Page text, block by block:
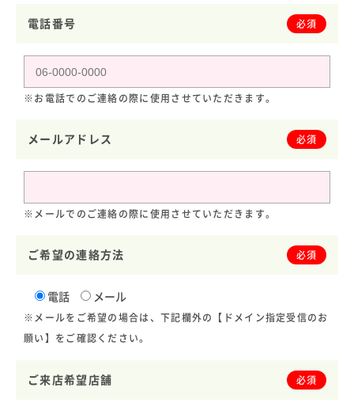
電話番号 必須
※お電話でのご連絡の際に使用させていただきます。
メールアドレス 必須
※メールでのご連絡の際に使用させていただきます。
ご希望の連絡方法 必須
電話 メール
※メールをご希望の場合は、下記欄外の【ドメイン指定受信のお
願い】をご確認ください。
ご来店希望店舗 必須